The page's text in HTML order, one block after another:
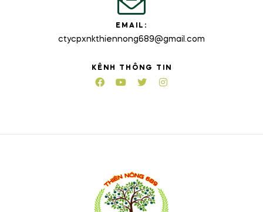
EMAIL:
ctycpxnkthiennong689@gmail.com
KÊNH THÔNG TIN